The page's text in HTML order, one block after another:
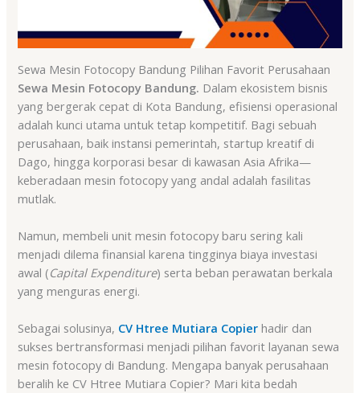
Sewa Mesin Fotocopy Bandung Pilihan Favorit Perusahaan
Sewa Mesin Fotocopy Bandung. Dalam ekosistem bisnis
yang bergerak cepat di Kota Bandung, efisiensi operasional
adalah kunci utama untuk tetap kompetitif. Bagi sebuah
perusahaan, baik instansi pemerintah, startup kreatif di
Dago, hingga korporasi besar di kawasan Asia Afrika—
keberadaan mesin fotocopy yang andal adalah fasilitas
mutlak.
Namun, membeli unit mesin fotocopy baru sering kali
menjadi dilema finansial karena tingginya biaya investasi
awal (Capital Expenditure) serta beban perawatan berkala
yang menguras energi.
Sebagai solusinya, CV Htree Mutiara Copier hadir dan
sukses bertransformasi menjadi pilihan favorit layanan sewa
mesin fotocopy di Bandung. Mengapa banyak perusahaan
beralih ke CV Htree Mutiara Copier? Mari kita bedah